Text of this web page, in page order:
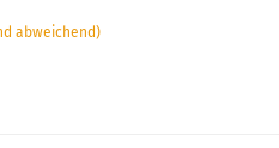
abweichend)